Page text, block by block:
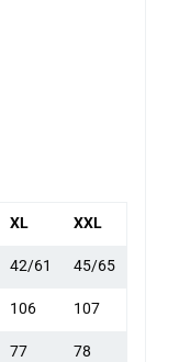
XL XXL
42/61 45/65
106 107
77 78